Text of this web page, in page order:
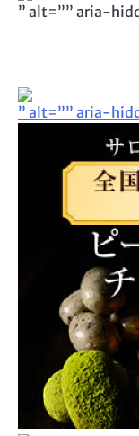
” alt=”” aria-
” alt=”” aria-